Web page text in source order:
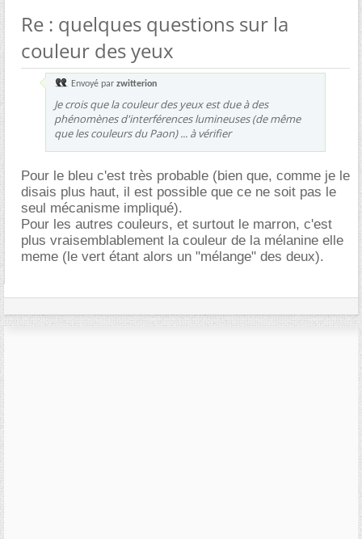
Re : quelques questions sur la
couleur des yeux
Envoyé par zwitterion
Je crois que la couleur des yeux est due à des
phénomènes d'interférences lumineuses (de même
que les couleurs du Paon) ... à vérifier
Pour le bleu c'est très probable (bien que, comme je le
disais plus haut, il est possible que ce ne soit pas le
seul mécanisme impliqué).
Pour les autres couleurs, et surtout le marron, c'est
plus vraisemblablement la couleur de la mélanine elle
meme (le vert étant alors un "mélange" des deux).